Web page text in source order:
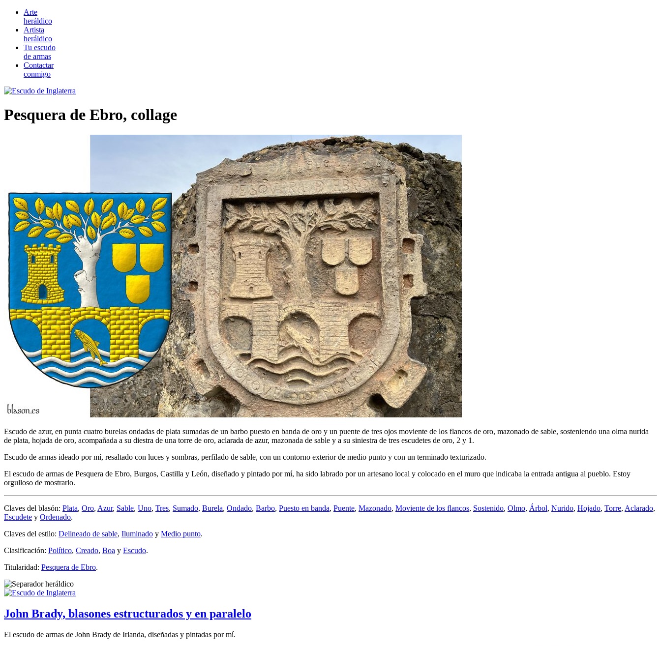
Arte
heráldico
Artista
heráldico
Tu escudo
de armas
Contactar
conmigo
Pesquera de Ebro, collage
Escudo de azur, en punta cuatro burelas ondadas de plata sumadas de un barbo puesto en banda de oro y un puente de tres ojos moviente de los flancos de oro, mazonado de sable, sosteniendo una olma nurida
de plata, hojada de oro, acompañada a su diestra de una torre de oro, aclarada de azur, mazonada de sable y a su siniestra de tres escudetes de oro, 2 y 1.
Escudo de armas ideado por mí, resaltado con luces y sombras, perfilado de sable, con un contorno exterior de medio punto y con un terminado texturizado.
El escudo de armas de Pesquera de Ebro, Burgos, Castilla y León, diseñado y pintado por mí, ha sido labrado por un artesano local y colocado en el muro que indicaba la entrada antigua al pueblo. Estoy
orgulloso de mostrarlo.
Claves del blasón: Plata, Oro, Azur, Sable, Uno, Tres, Sumado, Burela, Ondado, Barbo, Puesto en banda, Puente, Mazonado, Moviente de los flancos, Sostenido, Olmo, Árbol, Nurido, Hojado, Torre, Aclarado,
Escudete y Ordenado.
Claves del estilo: Delineado de sable, Iluminado y Medio punto.
Clasificación: Político, Creado, Boa y Escudo.
Titularidad: Pesquera de Ebro.
John Brady, blasones estructurados y en paralelo
El escudo de armas de John Brady de Irlanda, diseñadas y pintadas por mí.